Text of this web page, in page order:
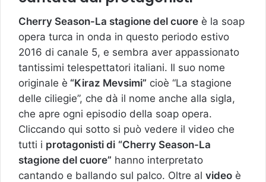
Cherry Season-La stagione del cuore è la soap
opera turca in onda in questo periodo estivo
2016 di canale 5, e sembra aver appassionato
tantissimi telespettatori italiani. Il suo nome
originale è “Kiraz Mevsimi” cioè “La stagione
delle ciliegie”, che dà il nome anche alla sigla,
che apre ogni episodio della soap opera.
Cliccando qui sotto si può vedere il video che
tutti i protagonisti di “Cherry Season-La
stagione del cuore” hanno interpretato
cantando e ballando sul palco. Oltre al video è